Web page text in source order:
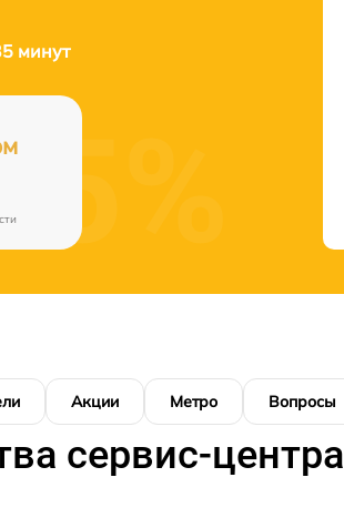
минут
Акции Метро Вопросы
сервис-центра